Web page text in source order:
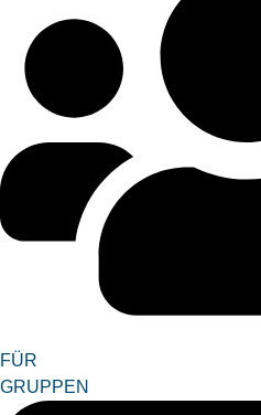
FÜR
GRUPPEN